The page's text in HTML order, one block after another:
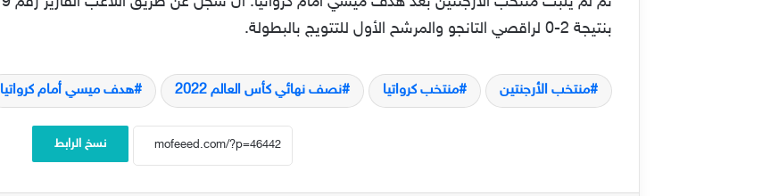
بنتيجة 2-0 لراقصي التانجو والمرشح الأول للتتويج بالبطولة.
منتخب الأرجنتين منتخب كرواتيا نصف نهائي كأس العالم 2022 هدف ميسي أمام كرواتيا
نسخ الرابط